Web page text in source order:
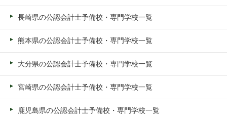
長崎県の公認会計士予備校・専門学校一覧
熊本県の公認会計士予備校・専門学校一覧
大分県の公認会計士予備校・専門学校一覧
宮崎県の公認会計士予備校・専門学校一覧
鹿児島県の公認会計士予備校・専門学校一覧